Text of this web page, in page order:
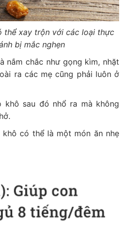
thể xay trộn với các loại thực
bị mắc nghẹn
nắm chắc như gọng kìm, nhặt
ra các mẹ cũng phải luôn ở
khô sau đó nhổ ra mà không
có thể là một món ăn nhẹ